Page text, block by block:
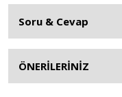
Soru & Cevap
ÖNERİLERİNİZ